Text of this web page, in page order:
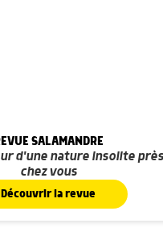
SALAMANDRE
d'une nature insolite
chez vous
Découvrir la revue